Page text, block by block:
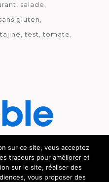
salade
gluten
tajine test
tomate
de la cuisine.
sur ce site, vous acceptez
traceurs pour améliorer et
sur le site, réaliser des
vous proposer des